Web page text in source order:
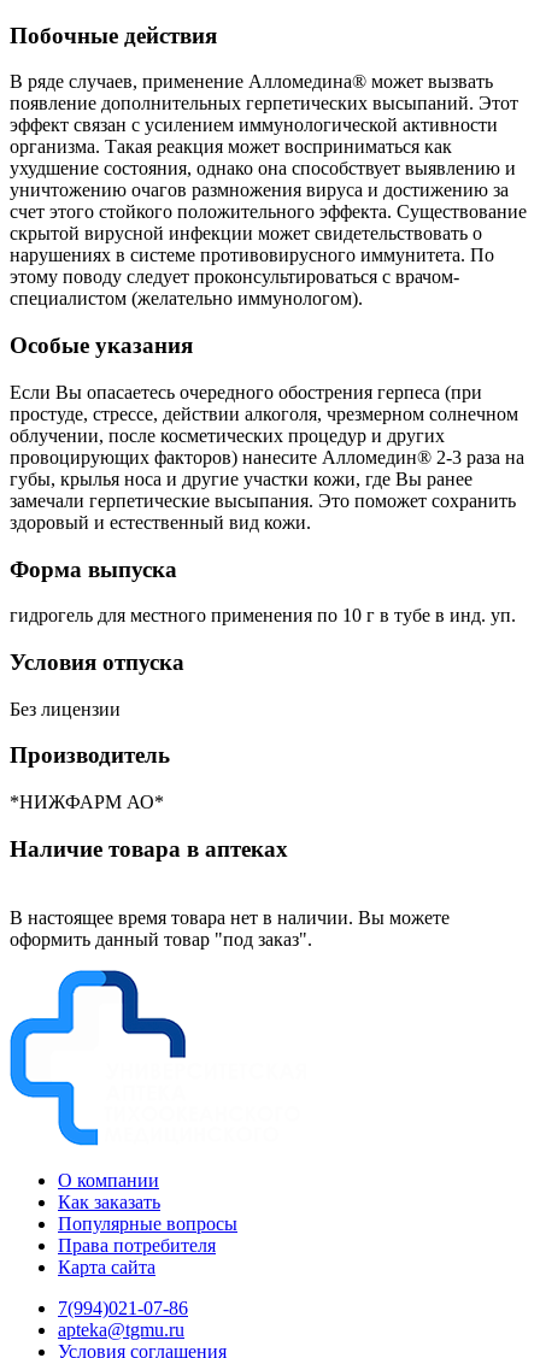
Побочные действия
В ряде случаев, применение Алломедина® может вызвать
появление дополнительных герпетических высыпаний. Этот
эффект связан с усилением иммунологической активности
организма. Такая реакция может восприниматься как
ухудшение состояния, однако она способствует выявлению и
уничтожению очагов размножения вируса и достижению за
счет этого стойкого положительного эффекта. Существование
скрытой вирусной инфекции может свидетельствовать о
нарушениях в системе противовирусного иммунитета. По
этому поводу следует проконсультироваться с врачом-
специалистом (желательно иммунологом).
Особые указания
Если Вы опасаетесь очередного обострения герпеса (при
простуде, стрессе, действии алкоголя, чрезмерном солнечном
облучении, после косметических процедур и других
провоцирующих факторов) нанесите Алломедин® 2-3 раза на
губы, крылья носа и другие участки кожи, где Вы ранее
замечали герпетические высыпания. Это поможет сохранить
здоровый и естественный вид кожи.
Форма выпуска
гидрогель для местного применения по 10 г в тубе в инд. уп.
Условия отпуска
Без лицензии
Производитель
*НИЖФАРМ АО*
Наличие товара в аптеках
В настоящее время товара нет в наличии. Вы можете
оформить данный товар "под заказ".
О компании
Как заказать
Популярные вопросы
Права потребителя
Карта сайта
7(994)021-07-86
apteka@tgmu.ru
Условия соглашения